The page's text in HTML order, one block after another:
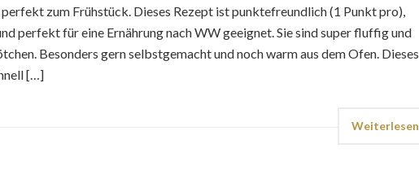
zum Frühstück. Dieses Rezept ist punktefreundlich (1 Punkt pro),
perfekt für eine Ernährung nach WW geeignet. Sie sind super fluffig und
Besonders gern selbstgemacht und noch warm aus dem Ofen. Dieses
[…]
Weiterlesen